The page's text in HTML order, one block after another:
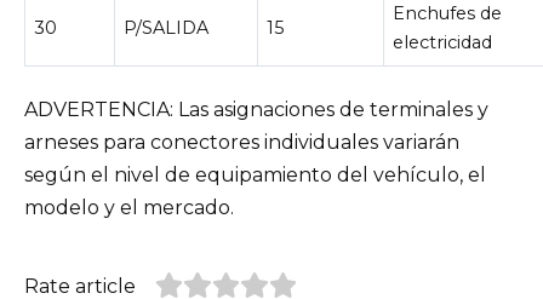
30 P/SALIDA 15
Enchufes de
electricidad
ADVERTENCIA: Las asignaciones de terminales y
arneses para conectores individuales variarán
según el nivel de equipamiento del vehículo, el
modelo y el mercado.
Rate article